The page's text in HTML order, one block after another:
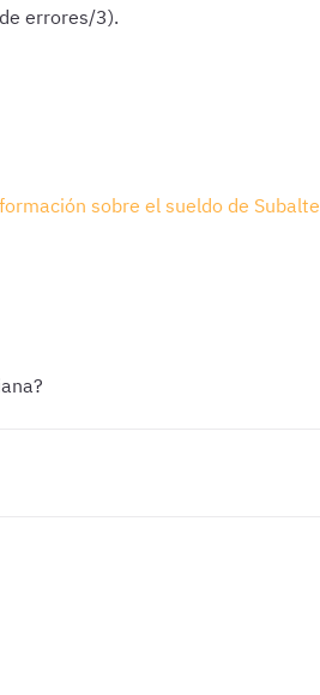
errores/3).
sobre el sueldo de